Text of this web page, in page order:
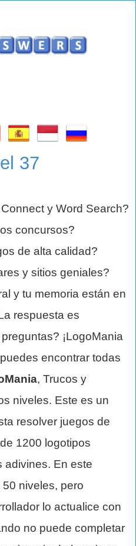
37
y Word Search?
concursos?
de alta calidad?
y sitios geniales?
y tu memoria están en
respuesta es
¡LogoMania
encontrar todas
, Trucos y
niveles. Este es un
resolver juegos de
1200 logotipos
adivines. En este
niveles, pero
lo actualice con
no puede completar